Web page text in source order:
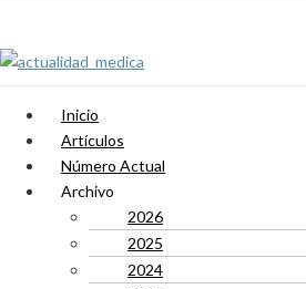
Inicio
Artículos
Número Actual
Archivo
2026
2025
2024